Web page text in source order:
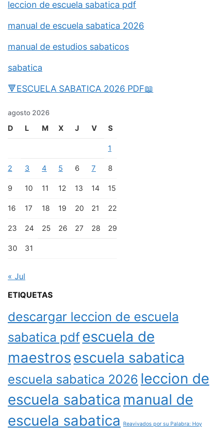
leccion de escuela sabatica pdf
manual de escuela sabatica 2026
manual de estudios sabaticos
sabatica
🔻ESCUELA SABATICA 2026 PDF📖
agosto 2026
D L M X J V S
1
2 3 4 5 6 7 8
9 10 11 12 13 14 15
16 17 18 19 20 21 22
23 24 25 26 27 28 29
30 31
« Jul
ETIQUETAS
descargar leccion de escuela
sabatica pdfescuela de
maestros escuela sabatica
escuela sabatica 2026 leccion de
escuela sabatica manual de
escuela sabatica
Reavivados por su Palabra: Hoy